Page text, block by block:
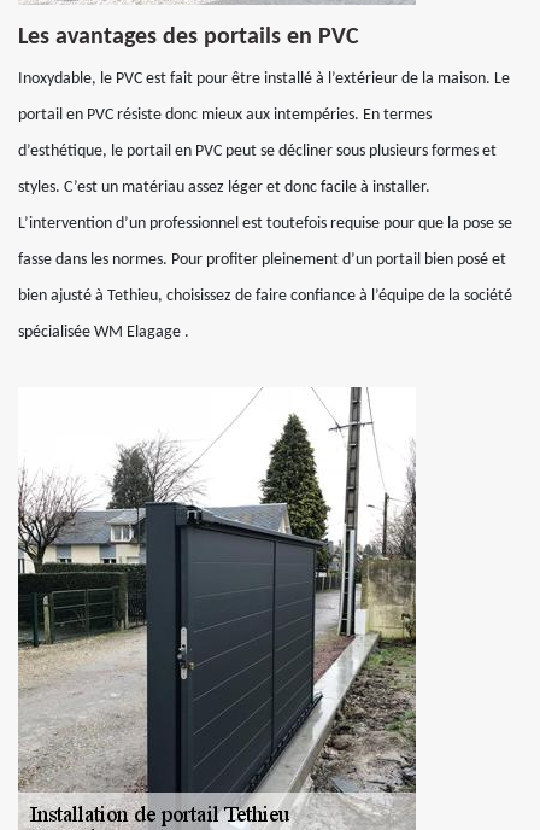
Les avantages des portails en PVC
Inoxydable, le PVC est fait pour être installé à l’extérieur de la maison. Le
portail en PVC résiste donc mieux aux intempéries. En termes
d’esthétique, le portail en PVC peut se décliner sous plusieurs formes et
styles. C’est un matériau assez léger et donc facile à installer.
L’intervention d’un professionnel est toutefois requise pour que la pose se
fasse dans les normes. Pour profiter pleinement d’un portail bien posé et
bien ajusté à Tethieu, choisissez de faire confiance à l’équipe de la société
spécialisée WM Elagage .